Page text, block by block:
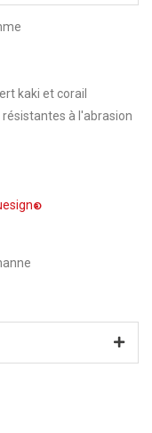
kaki et corail
à l'abrasion
®